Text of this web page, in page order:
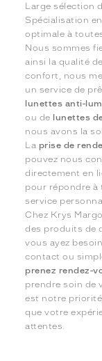
Large sélection
Spécialisation
optimale à
Nous sommes
ainsi la qualité
confort, nous
un service de
lunettes anti-
ou de lunettes
nous avons la
La prise de
pouvez nous
directement en
pour répondre
service
Chez Krys
des produits de
vous ayez
contact ou
prenez rendez-
prendre soin de
est notre
que votre
attentes.